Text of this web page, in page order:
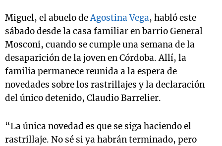
Miguel, el abuelo deAgostina Vega, habló este
sábado desde la casa familiar en barrio General
Mosconi, cuando se cumple una semana de la
desaparición de la joven en Córdoba. Allí, la
familia permanece reunida a la espera de
novedades sobre los rastrillajes y la declaración
del único detenido, Claudio Barrelier.
“La única novedad es que se siga haciendo el
rastrillaje. No sé si ya habrán terminado, pero